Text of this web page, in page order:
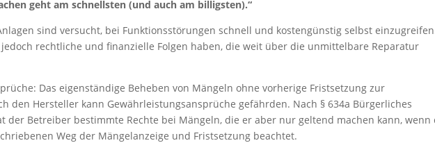
geht am schnellsten (und auch am billigsten).“
sind versucht, bei Funktionsstörungen schnell und kostengünstig selbst
rechtliche und finanzielle Folgen haben, die weit über die unmittelbare Reparatur
Das eigenständige Beheben von Mängeln ohne vorherige Fristsetzung zur
den Hersteller kann Gewährleistungsansprüche gefährden. Nach § 634a Bürgerliches
der Betreiber bestimmte Rechte bei Mängeln, die er aber nur geltend machen kann, wenn
Weg der Mängelanzeige und Fristsetzung beachtet.